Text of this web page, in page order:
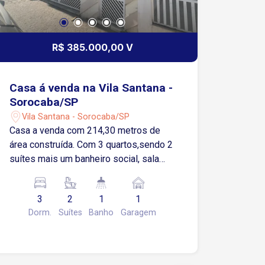
R$ 385.000,00 V
Casa á venda na Vila Santana -
Sorocaba/SP
Vila Santana - Sorocaba/SP
Casa a venda com 214,30 metros de
área construída. Com 3 quartos,sendo 2
suítes mais um banheiro social, sala
lavanderia coberta, quintal, garagem
coberta para 1 carro. Localização
privilegiada! Bairro muito calmo, rua
3
Dorm.
2
Suítes
1
Banho
1
Garagem